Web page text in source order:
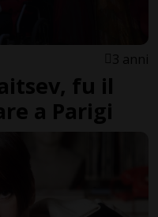
3 anni
fu il
a Parigi